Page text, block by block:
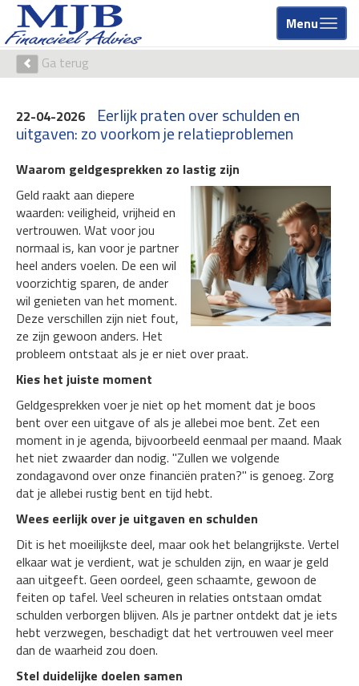
Menu
Ga terug
22-04-2026 Eerlijk praten over schulden en
uitgaven: zo voorkom je relatieproblemen
Waarom geldgesprekken zo lastig zijn
Geld raakt aan diepere
waarden: veiligheid, vrijheid en
vertrouwen. Wat voor jou
normaal is, kan voor je partner
heel anders voelen. De een wil
voorzichtig sparen, de ander
wil genieten van het moment.
Deze verschillen zijn niet fout,
ze zijn gewoon anders. Het
probleem ontstaat als je er niet over praat.
Kies het juiste moment
Geldgesprekken voer je niet op het moment dat je boos
bent over een uitgave of als je allebei moe bent. Zet een
moment in je agenda, bijvoorbeeld eenmaal per maand. Maak
het niet zwaarder dan nodig. "Zullen we volgende
zondagavond over onze financiën praten?" is genoeg. Zorg
dat je allebei rustig bent en tijd hebt.
Wees eerlijk over je uitgaven en schulden
Dit is het moeilijkste deel, maar ook het belangrijkste. Vertel
elkaar wat je verdient, wat je schulden zijn, en waar je geld
aan uitgeeft. Geen oordeel, geen schaamte, gewoon de
feiten op tafel. Veel scheuren in relaties ontstaan omdat
schulden verborgen blijven. Als je partner ontdekt dat je iets
hebt verzwegen, beschadigt dat het vertrouwen veel meer
dan de waarheid zou doen.
Stel duidelijke doelen samen